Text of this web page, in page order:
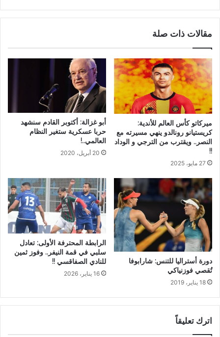
مقالات ذات صلة
ميركاتو كأس العالم للأندية:
كريستيانو رونالدو ينهي مسيرته مع
النصر.. ويقترب من الترجي و الوداد
!!
27 مايو، 2025
أبو غزالة: أكتوبر القادم سنشهد
حربا عسكرية ستغير النظام
العالمي..!
20 أبريل، 2020
دورة أستراليا للتنس: شارابوفا
تُقصي فوزنياكي
18 يناير، 2019
الرابطة المحترفة الأولى: تعادل
سلبي في قمة النيفر.. وفوز ثمين
للنادي الصفاقسي !!
16 يناير، 2026
اترك تعليقاً